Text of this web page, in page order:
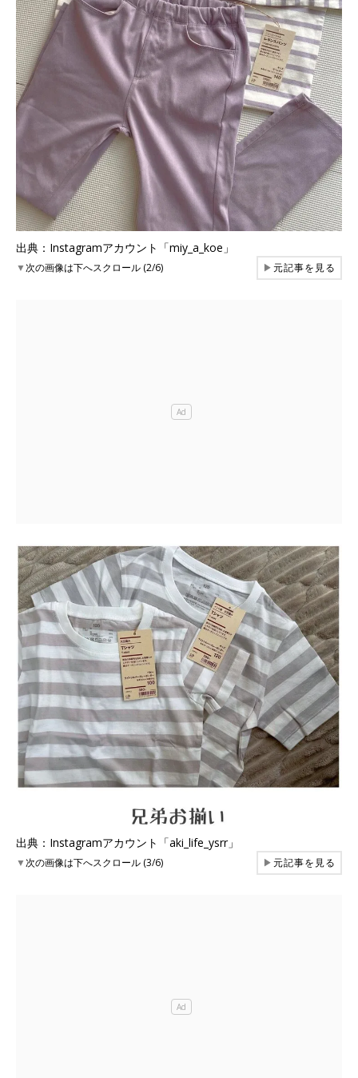
出典：Instagramアカウント「miy_a_koe」
▼次の画像は下へスクロール (2/6) ▶元記事を見る
出典：Instagramアカウント「aki_life_ysrr」
▼次の画像は下へスクロール (3/6) ▶元記事を見る